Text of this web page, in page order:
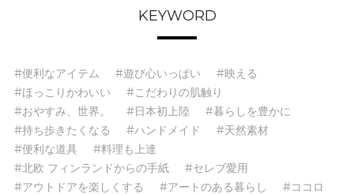
KEYWORD
#便利なアイテム #遊び心いっぱい
#映える
#ほっこりかわいい
#こだわりの肌触り
#おやすみ、世界。
#日本初上陸
#暮らしを豊かに
#持ち歩きたくなる
#ハンドメイド
#天然素材
#便利な道具
#料理も上達
#北欧 フィンランドからの手紙
#セレブ愛用
#アウトドアを楽しくする
#アートのある暮らし
#ココロ